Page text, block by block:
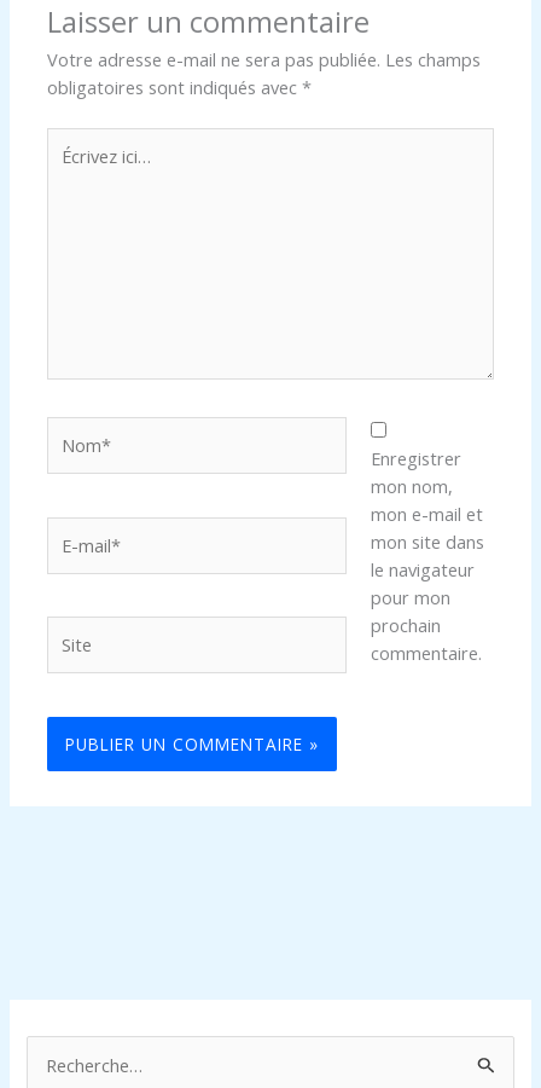
Laisser un commentaire
Votre adresse e-mail ne sera pas publiée. Les champs
obligatoires sont indiqués avec*
ici…
mail*
Enregistrer
mon nom,
mon e-mail et
mon site dans
le navigateur
pour mon
prochain
commentaire.